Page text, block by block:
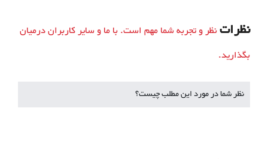
نظراتنظر و تجربه شما مهم است. با ما و سایر کاربران درمیان
بگذارید.
نظر شما در مورد این مطلب چیست؟